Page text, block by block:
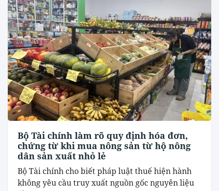
Bộ Tài chính làm rõ quy định hóa đơn,
chứng từ khi mua nông sản từ hộ nông
dân sản xuất nhỏ lẻ
Bộ Tài chính cho biết pháp luật thuế hiện hành
không yêu cầu truy xuất nguồn gốc nguyên liệu